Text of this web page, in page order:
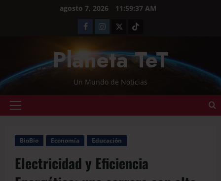
agosto 7, 2026 11:59:37 AM
Planeta TeT
Un Mundo de Noticias
BioBio Economía Educación
Electricidad y Eficiencia